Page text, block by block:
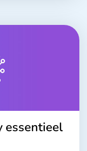
essentieel